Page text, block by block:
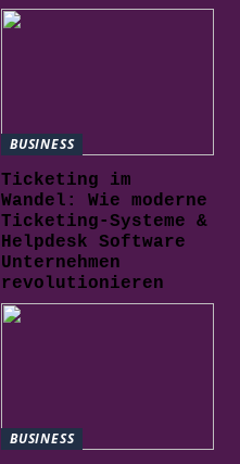
BUSINESS
Ticketing im
Wandel: Wie moderne
Ticketing-Systeme &
Helpdesk Software
Unternehmen
revolutionieren
BUSINESS